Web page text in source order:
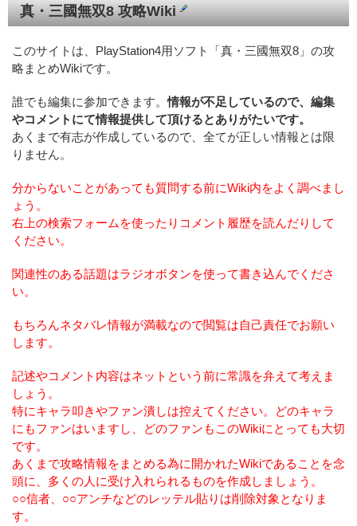
真・三國無双8 攻略Wiki
このサイトは、PlayStation4用ソフト「真・三國無双8」の攻
略まとめWikiです。
誰でも編集に参加できます。情報が不足しているので、編集
やコメントにて情報提供して頂けるとありがたいです。
あくまで有志が作成しているので、全てが正しい情報とは限
りません。
分からないことがあっても質問する前にWiki内をよく調べまし
ょう。
右上の検索フォームを使ったりコメント履歴を読んだりして
ください。
関連性のある話題はラジオボタンを使って書き込んでくださ
い。
もちろんネタバレ情報が満載なので閲覧は自己責任でお願い
します。
記述やコメント内容はネットという前に常識を弁えて考えま
しょう。
特にキャラ叩きやファン潰しは控えてください。どのキャラ
にもファンはいますし、どのファンもこのWikiにとっても大切
です。
あくまで攻略情報をまとめる為に開かれたWikiであることを念
頭に、多くの人に受け入れられるものを作成しましょう。
○○信者、○○アンチなどのレッテル貼りは削除対象となりま
す。